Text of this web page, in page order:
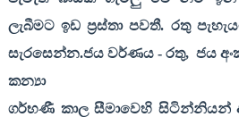
ලැබීමට ඉඩ ප්‍රස්තා පවතී. රතු
සැරසෙන්න.ජය වර්ණය - රතු, ජය
කන්‍යා
ගර්භණී කාල සීමාවෙහි සිටින්නියන්